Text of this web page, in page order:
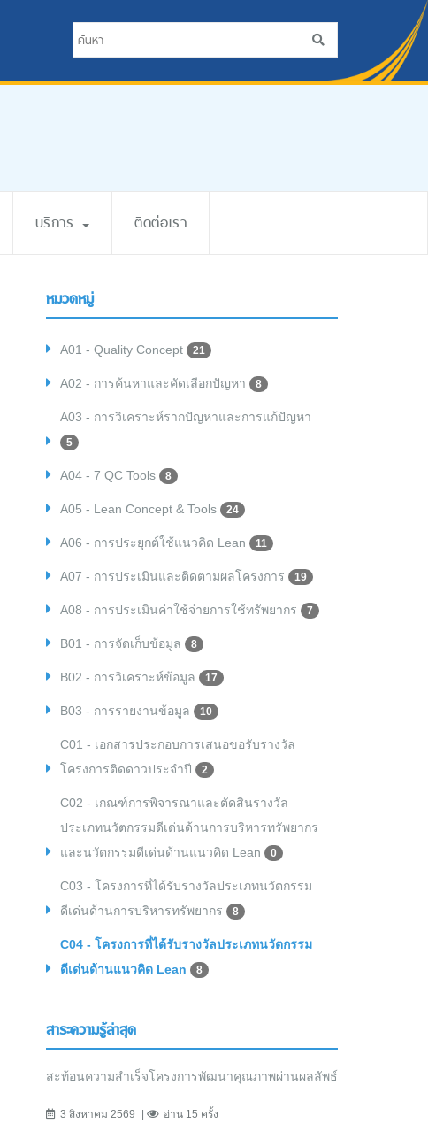
บริการ ติดต่อเรา
หมวดหมู่
A01 - Quality Concept 21
A02 - การค้นหาและคัดเลือกปัญหา 8
A03 - การวิเคราะห์รากปัญหาและการแก้ปัญหา
5
A04 - 7 QC Tools 8
A05 - Lean Concept & Tools 24
A06 - การประยุกต์ใช้แนวคิด Lean 11
A07 - การประเมินและติดตามผลโครงการ 19
A08 - การประเมินค่าใช้จ่ายการใช้ทรัพยากร 7
B01 - การจัดเก็บข้อมูล 8
B02 - การวิเคราะห์ข้อมูล 17
B03 - การรายงานข้อมูล 10
C01 - เอกสารประกอบการเสนอขอรับรางวัล
โครงการติดดาวประจำปี
2
C02 - เกณฑ์การพิจารณาและตัดสินรางวัล
ประเภทนวัตกรรมดีเด่นด้านการบริหารทรัพยากร
และนวัตกรรมดีเด่นด้านแนวคิด Lean
0
C03 - โครงการที่ได้รับรางวัลประเภทนวัตกรรม
ดีเด่นด้านการบริหารทรัพยากร
8
C04 - โครงการที่ได้รับรางวัลประเภทนวัตกรรม
ดีเด่นด้านแนวคิด Lean
8
สาระความรู้ล่าสุด
สะท้อนความสำเร็จโครงการพัฒนาคุณภาพผ่านผลลัพธ์
3 สิงหาคม 2569 อ่าน 15 ครั้ง